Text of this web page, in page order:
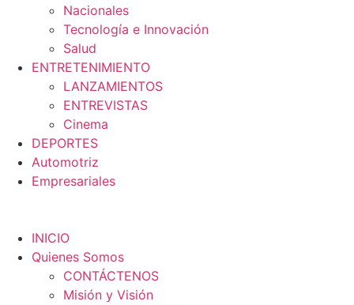
Nacionales
Tecnología e Innovación
Salud
ENTRETENIMIENTO
LANZAMIENTOS
ENTREVISTAS
Cinema
DEPORTES
Automotriz
Empresariales
INICIO
Quienes Somos
CONTÁCTENOS
Misión y Visión